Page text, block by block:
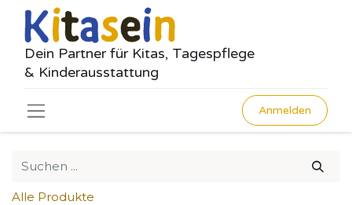
Dein Partner für Kitas, Tagespflege
& Kinderausstattung
Anmelden
Alle Produkte